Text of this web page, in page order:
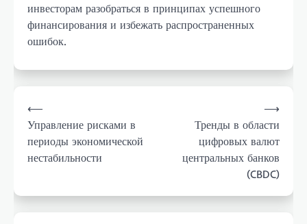
инвесторам разобраться в принципах успешного
финансирования и избежать распространенных
ошибок.
по
записям
⟵
Управление рисками в
периоды экономической
нестабильности
Тренды в области
цифровых валют
центральных банков
(CBDC)
⟶